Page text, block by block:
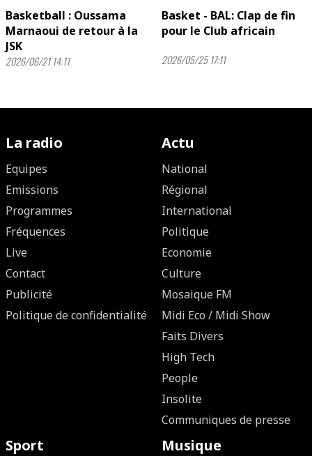
Basketball : Oussama
Marnaoui de retour à la
JSK
2026/06/21 14:11
Basket - BAL: Clap de fin
pour le Club africain
2026/05/25 17:11
La radio
Equipes
Emissions
Programmes
Fréquences
Live
Contact
Publicité
Politique de confidentialité
Actu
National
Régional
International
Politique
Economie
Culture
Mosaique FM
Midi Eco / Midi Show
Faits Divers
High Tech
People
Insolite
Communiques de presse
Sport Musique